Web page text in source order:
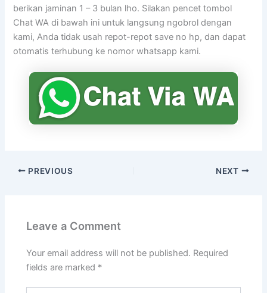
berikan jaminan 1 – 3 bulan lho. Silakan pencet tombol
Chat WA di bawah ini untuk langsung ngobrol dengan
kami, Anda tidak usah repot-repot save no hp, dan dapat
otomatis terhubung ke nomor whatsapp kami.
PREVIOUS NEXT
Leave a Comment
Your email address will not be published. Required
fields are marked *